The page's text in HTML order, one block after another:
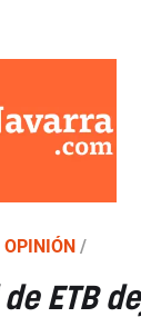
OPINIÓN /
ETB